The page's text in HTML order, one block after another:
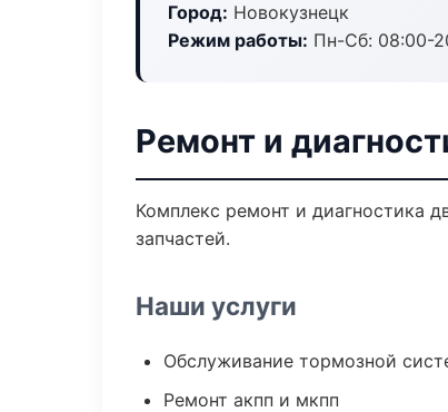
Город: Новокузнецк
Режим работы: Пн-Сб: 08:00-
Ремонт и
Комплекс ремонт и диагностика
запчастей.
Наши услуги
Обслуживание тормозной
Ремонт акпп и мкпп